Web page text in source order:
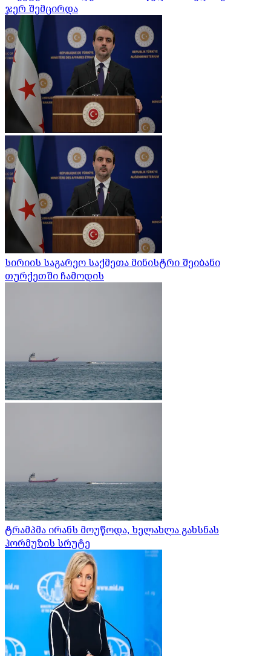
ჯერ შემცირდა
სირიის საგარეო საქმეთა მინისტრი შეიბანი
თურქეთში ჩამოდის
ტრამპმა ირანს მოუწოდა, ხელახლა გახსნას
ჰორმუზის სრუტე